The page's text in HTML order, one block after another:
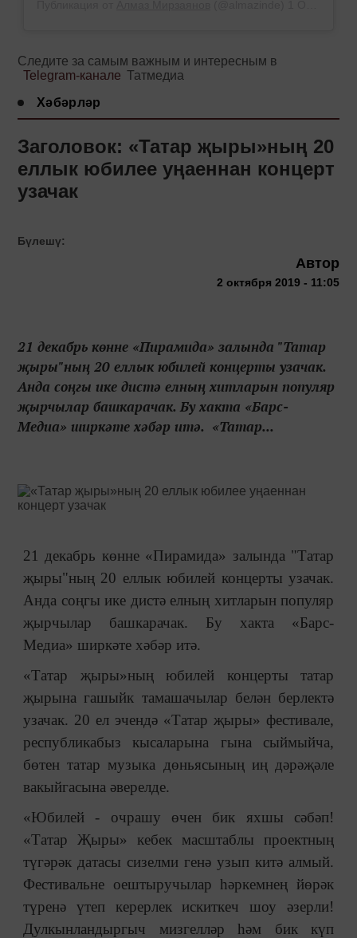
Следите за самым важным и интересным в
Telegram-канале Татмедиа
Хәбәрләр
Заголовок: «Татар җыры»ның 20
еллык юбилее уңаеннан концерт
узачак
Бүлешү:
Автор
2 октября 2019 - 11:05
21 декабрь көнне «Пирамида» залында "Татар
җыры"ның 20 еллык юбилей концерты узачак.
Анда соңгы ике дистә елның хитларын популяр
җырчылар башкарачак. Бу хакта «Барс-
Медиа» ширкәте хәбәр итә. «Татар...
21 декабрь көнне «Пирамида» залында "Татар
җыры"ның 20 еллык юбилей концерты узачак.
Анда соңгы ике дистә елның хитларын популяр
җырчылар башкарачак. Бу хакта «Барс-
Медиа» ширкәте хәбәр итә.
«Татар җыры»ның юбилей концерты татар
җырына гашыйк тамашачылар белән берлектә
узачак. 20 ел эчендә «Татар җыры» фестивале,
республикабыз кысаларына гына сыймыйча,
бөтен татар музыка дөньясының иң дәрәҗәле
вакыйгасына әверелде.
«Юбилей - очрашу өчен бик яхшы сәбәп!
«Татар Җыры» кебек масштаблы проектның
түгәрәк датасы сизелми генә узып китә алмый.
Фестивальне оештыручылар һәркемнең йөрәк
түренә үтеп керерлек искиткеч шоу әзерли!
Дулкынландыргыч мизгелләр һәм бик күп